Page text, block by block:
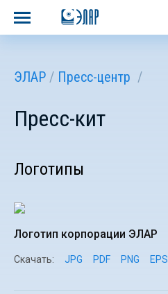
ЭЛАР Пресс-центр
Пресс-кит
Логотипы
Логотип корпорации ЭЛАР
Скачать: JPG PDF PNG EPS